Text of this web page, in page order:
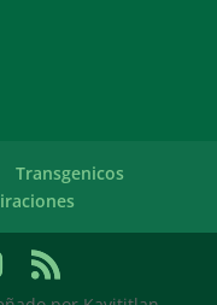
Transgenicos